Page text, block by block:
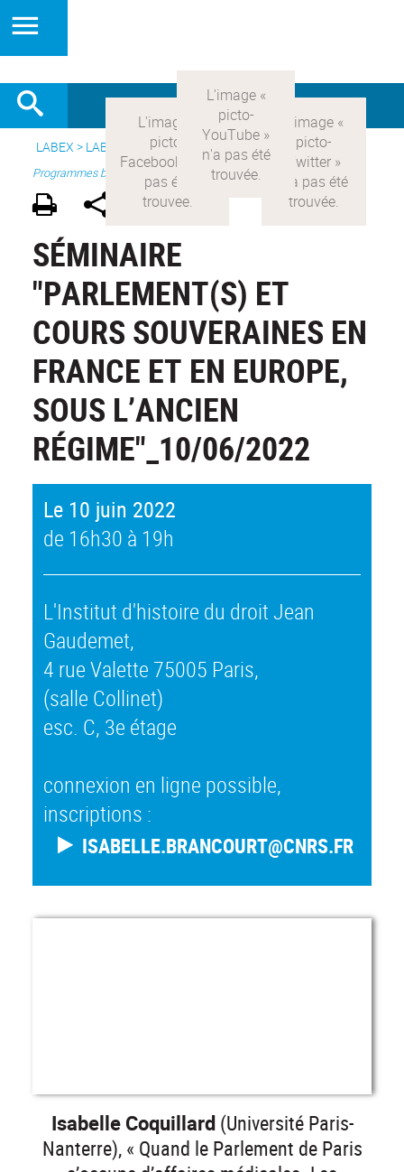
LABEX > LABEX COMOD> Version française > Recherche >
Programmes blanc
SÉMINAIRE
"PARLEMENT(S) ET
COURS SOUVERAINES EN
FRANCE ET EN EUROPE,
SOUS L’ANCIEN
RÉGIME"_10/06/2022
Le 10 juin 2022
de 16h30 à 19h
L'Institut d'histoire du droit Jean
Gaudemet,
4 rue Valette 75005 Paris,
(salle Collinet)
esc. C, 3e étage
connexion en ligne possible,
inscriptions :
ISABELLE.BRANCOURT@CNRS.FR
Isabelle Coquillard(Université Paris-
Nanterre), « Quand le Parlement de Paris